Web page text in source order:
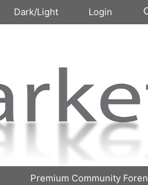
Dark/Light Login
Premium Community Foren